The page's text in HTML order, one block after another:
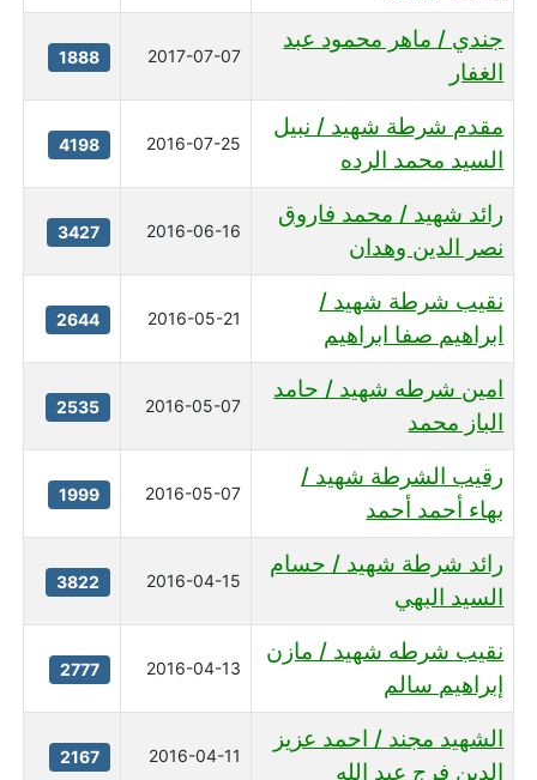
جندي / ماهر محمود عبد
الغفار
2017-07-07
1888
مقدم شرطة شهيد / نبيل
السيد محمد الرده
2016-07-25
4198
رائد شهيد / محمد فاروق
نصر الدين وهدان
2016-06-16
3427
نقيب شرطة شهيد /
ابراهيم صفا ابراهيم
2016-05-21
2644
امين شرطه شهيد / حامد
الباز محمد
2016-05-07
2535
رقيب الشرطة شهيد /
بهاء أحمد أحمد
2016-05-07
1999
رائد شرطة شهيد / حسام
السيد البهي
2016-04-15
3822
نقيب شرطه شهيد / مازن
إبراهيم سالم
2016-04-13
2777
الشهيد مجند / احمد عزيز
الدين فرج عبد الله
2016-04-11
2167